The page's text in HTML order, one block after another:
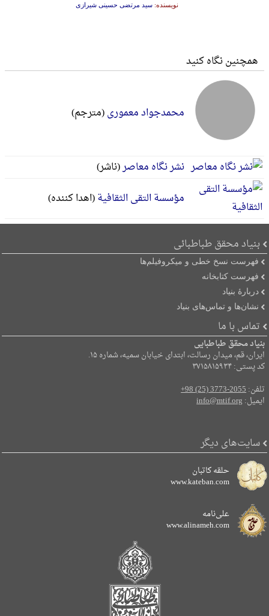
نویسنده: سید مرتضی حسینی شیرازی
همچنین نگاه کنید
محمدجواد معموری(مترجم)
نشر نگاه معاصر(ناشر)
مؤسسة التقی الثقافیة(اهدا کننده)
بنیاد محقق طباطبائی
فهرست نسخ خطی و میکروفیلم‌ها
فهرست کتابخانه
دربارۀ بنیاد
نشان‌ها و تماس‌های بنیاد
تماس با ما
بنیاد محقق طباطبایی
ایران، قم، میدان رسالت، ابتدای خیابان سمیه، شماره ۱۵.
کد پستی: ۳۷۱۵۸۱۵۹۳۴
تلفن:+98 (25) 3773-2055
ایمیل:info@mtif.org
سایت‌های دیگر
حلقه کاتبان
www.kateban.com
علی‌نامه
www.alinameh.com